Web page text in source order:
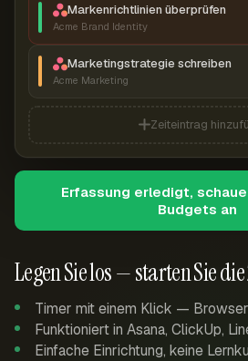
Legen Sie los — starten Sie
Timer mit einem Klick —
Funktioniert in Asana, ClickUp,
Einfache Einrichtung, keine
Markenrichtlinien überprüfen
Acme Brand Identity
Marketingstrategie schreiben
Acme Marketing
Zeiteintrag
Erfassung erledigt,
Budgets an